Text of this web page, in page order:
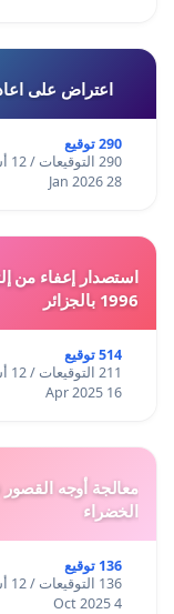
اعتراض على
290 توقيع
290 التوقيعات / 12 أشهر
28 Jan 2026
1996 بالجزائر
514 توقيع
211 التوقيعات / 12 أشهر
16 Apr 2025
معالجة أوجه القصور
الخضراء
136 توقيع
136 التوقيعات / 12 أشهر
4 Oct 2025